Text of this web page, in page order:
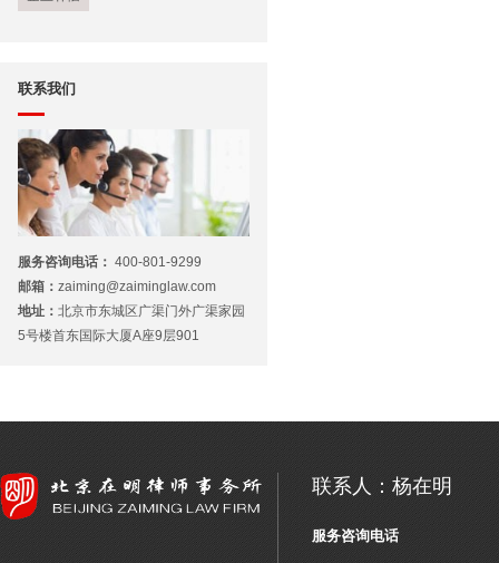
联系我们
服务咨询电话： 400-801-9299
邮箱： zaiming@zaiminglaw.com
地址： 北京市东城区广渠门外广渠家园
5号楼首东国际大厦A座9层901
联系人：杨在明
服务咨询电话